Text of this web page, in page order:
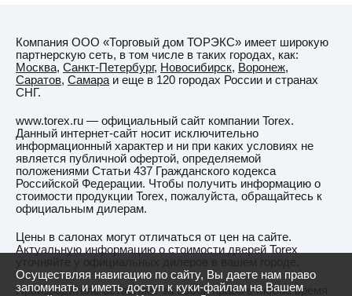
Компания ООО «Торговый дом ТОРЭКС» имеет широкую
партнерскую сеть, в том числе в таких городах, как:
Москва, Санкт-Петербург, Новосибирск, Воронеж,
Саратов, Самараи еще в 120 городах России и странах
СНГ.
www.torex.ru — официальный сайт компании Torex.
Данный интернет-сайт носит исключительно
информационный характер и ни при каких условиях не
является публичной офертой, определяемой
положениями Статьи 437 Гражданского кодекса
Российской Федерации. Чтобы получить информацию о
стоимости продукции Torex, пожалуйста, обращайтесь к
официальным дилерам.
Цены в салонах могут отличаться от цен на сайте.
Актуальную информацию о стоимости дверей Torex
Производитель оставляет за собой право в любое время
Осуществляя навигацию по сайту, Вы даете нам право
запоминать и иметь доступ к куки-файлам на Вашем